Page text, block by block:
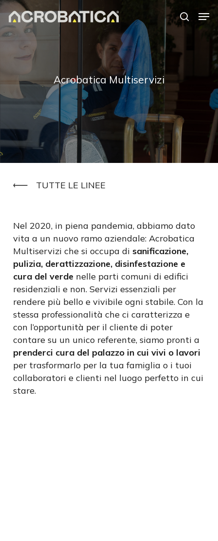
Skip
main
content
search
Acrobatica Multiservizi
TUTTE LE LINEE
Nel 2020, in piena pandemia, abbiamo dato
vita a un nuovo ramo aziendale: Acrobatica
Multiservizi che si occupa di sanificazione,
pulizia, derattizzazione, disinfestazione e
cura del verde nelle parti comuni di edifici
residenziali e non. Servizi essenziali per
rendere più bello e vivibile ogni stabile. Con la
stessa professionalità che ci caratterizza e
con l’opportunità per il cliente di poter
contare su un unico referente, siamo pronti a
prenderci cura del palazzo in cui vivi o lavori
per trasformarlo per la tua famiglia o i tuoi
collaboratori e clienti nel luogo perfetto in cui
stare.
Close
Menu